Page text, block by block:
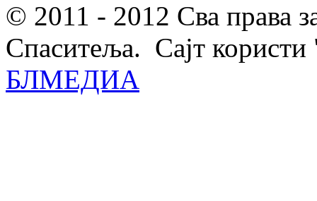
© 2011 - 2012 Сва права
Спаситеља. Сајт
БЛМЕДИА